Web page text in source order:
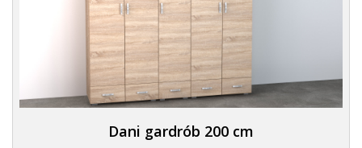
Dani gardrób 200 cm